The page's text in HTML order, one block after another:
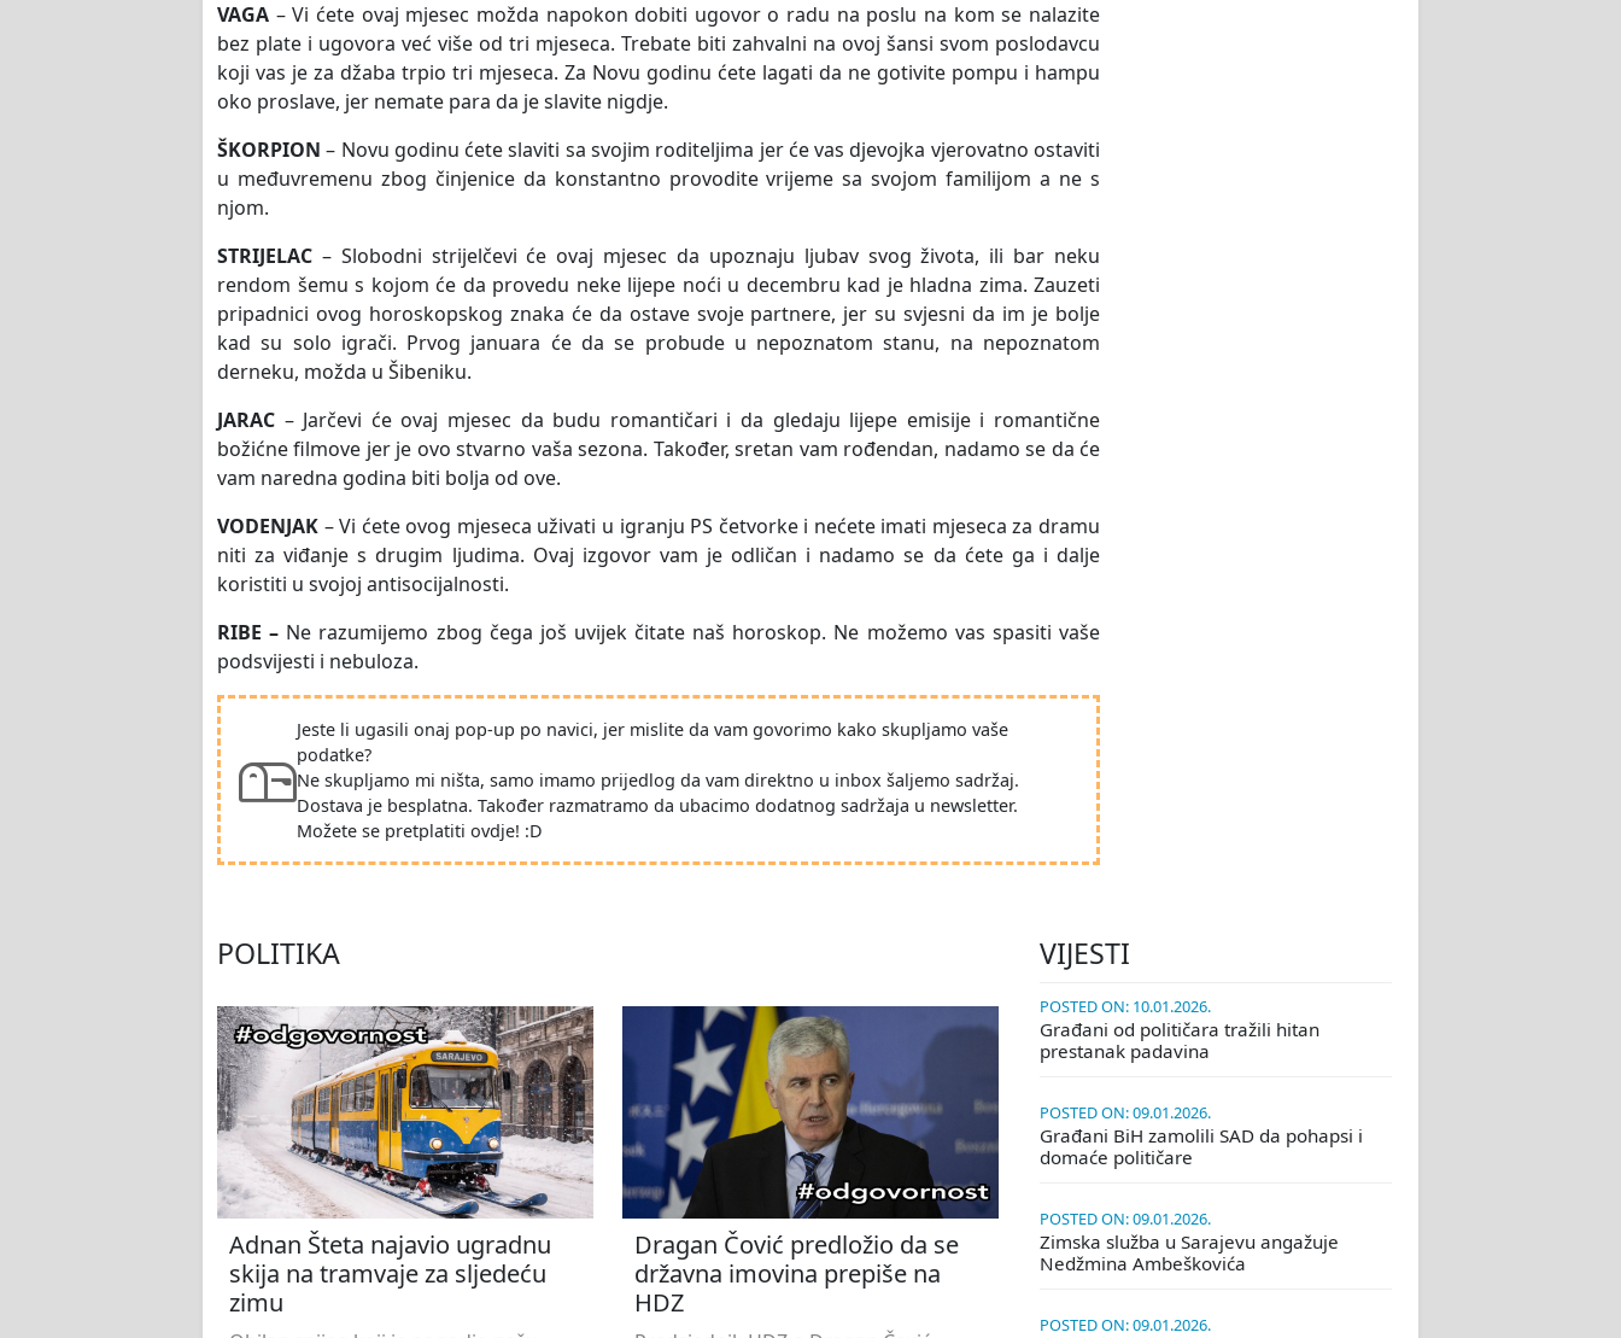
VAGA – Vi ćete ovaj mjesec možda napokon dobiti ugovor o radu na poslu na kom se nalazite
bez plate i ugovora već više od tri mjeseca. Trebate biti zahvalni na ovoj šansi svom poslodavcu
koji vas je za džaba trpio tri mjeseca. Za Novu godinu ćete lagati da ne gotivite pompu i hampu
oko proslave, jer nemate para da je slavite nigdje.
ŠKORPION – Novu godinu ćete slaviti sa svojim roditeljima jer će vas djevojka vjerovatno ostaviti
u međuvremenu zbog činjenice da konstantno provodite vrijeme sa svojom familijom a ne s
njom.
STRIJELAC – Slobodni strijelčevi će ovaj mjesec da upoznaju ljubav svog života, ili bar neku
rendom šemu s kojom će da provedu neke lijepe noći u decembru kad je hladna zima. Zauzeti
pripadnici ovog horoskopskog znaka će da ostave svoje partnere, jer su svjesni da im je bolje
kad su solo igrači. Prvog januara će da se probude u nepoznatom stanu, na nepoznatom
derneku, možda u Šibeniku.
JARAC – Jarčevi će ovaj mjesec da budu romantičari i da gledaju lijepe emisije i romantične
božićne filmove jer je ovo stvarno vaša sezona. Također, sretan vam rođendan, nadamo se da će
vam naredna godina biti bolja od ove.
VODENJAK – Vi ćete ovog mjeseca uživati u igranju PS četvorke i nećete imati mjeseca za dramu
niti za viđanje s drugim ljudima. Ovaj izgovor vam je odličan i nadamo se da ćete ga i dalje
koristiti u svojoj antisocijalnosti.
RIBE – Ne razumijemo zbog čega još uvijek čitate naš horoskop. Ne možemo vas spasiti vaše
podsvijesti i nebuloza.
Jeste li ugasili onaj pop-up po navici, jer mislite da vam govorimo kako skupljamo vaše
podatke?
Ne skupljamo mi ništa, samo imamo prijedlog da vam direktno u inbox šaljemo sadržaj.
Dostava je besplatna. Također razmatramo da ubacimo dodatnog sadržaja u newsletter.
Možete se pretplatiti ovdje! :D
POLITIKA
Adnan Šteta najavio ugradnu
skija na tramvaje za sljedeću
zimu
Dragan Čović predložio da se
državna imovina prepiše na
HDZ
VIJESTI
POSTED ON: 10.01.2026.
Građani od političara tražili hitan
prestanak padavina
POSTED ON: 09.01.2026.
Građani BiH zamolili SAD da pohapsi i
domaće političare
POSTED ON: 09.01.2026.
Zimska služba u Sarajevu angažuje
Nedžmina Ambeškovića
POSTED ON: 09.01.2026.